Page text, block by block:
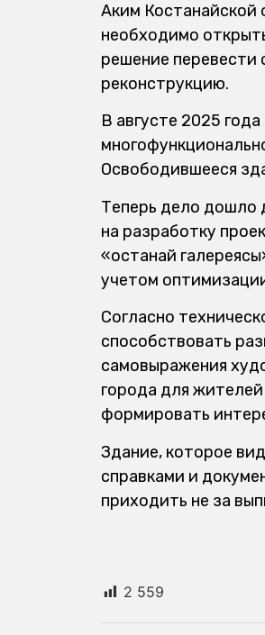
Аким Костанайской
необходимо
решение перевести
реконструкцию.
В августе 2025
Освободившееся
Теперь дело дошло
на разработку
«Қостанай
учетом
Согласно
способствовать
самовыражения
города для
формировать
Здание, которое
справками и
приходить не за
2 559